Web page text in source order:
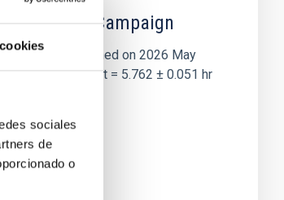
sociales
de
o
Event Campaign
mission, obtained on 2026 May
yields P rot = 5.762 ± 0.051 hr